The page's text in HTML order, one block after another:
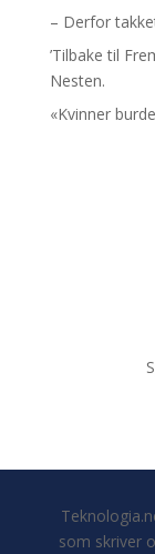
– Derfor
’Tilbake til
Nesten.
«Kvinner
som skriver